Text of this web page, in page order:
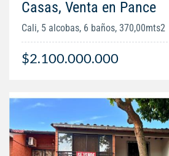
Casas, Venta en Pance
Cali, 5 alcobas, 6 baños, 370,00mts2
$2.100.000.000